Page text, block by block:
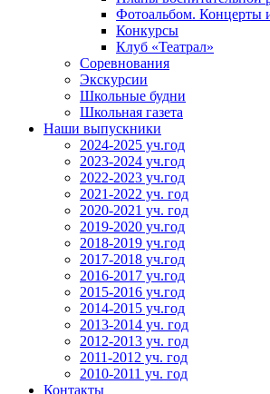
Фотоальбом. Концерты
Конкурсы
Клуб «Театрал»
Соревнования
Экскурсии
Школьные будни
Школьная газета
Наши выпускники
2024-2025 уч.год
2023-2024 уч.год
2022-2023 уч.год
2021-2022 уч. год
2020-2021 уч. год
2019-2020 уч.год
2018-2019 уч.год
2017-2018 уч.год
2016-2017 уч.год
2015-2016 уч.год
2014-2015 уч.год
2013-2014 уч. год
2012-2013 уч. год
2011-2012 уч. год
2010-2011 уч. год
Контакты